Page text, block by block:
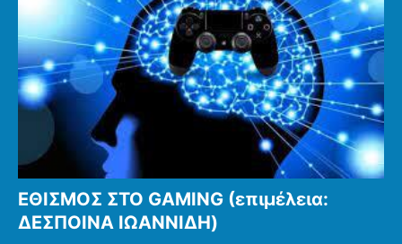
ΕΘΙΣΜΟΣ ΣΤΟ GAMING (επιμέλεια:
ΔΕΣΠΟΙΝΑ ΙΩΑΝΝΙΔΗ)